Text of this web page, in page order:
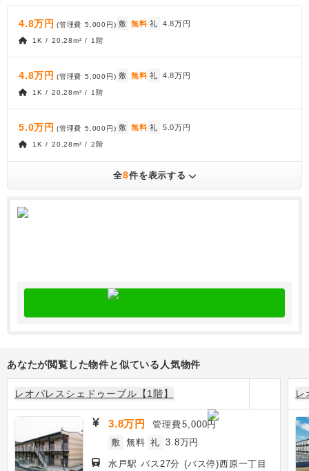
4.8万円 (管理費 5,000円) 敷 無料 礼 4.8万円
1K / 20.28m² / 1階
4.8万円 (管理費 5,000円) 敷 無料 礼 4.8万円
1K / 20.28m² / 1階
5.0万円 (管理費 5,000円) 敷 無料 礼 5.0万円
1K / 20.28m² / 2階
全8件を表示する
あなたが閲覧した物件と似ている人気物件
レオパレスシェドゥーブル【1階】
3.8万円 管理費5,000円
敷 無料 礼 3.8万円
水戸駅 バス27分 (バス停)西原一丁目
レ